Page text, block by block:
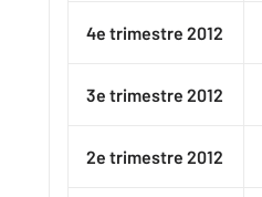
4e trimestre 2012
3e trimestre 2012
2e trimestre 2012